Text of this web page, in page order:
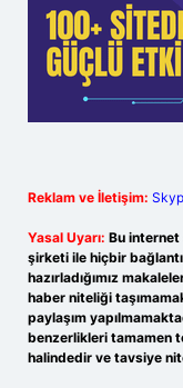
Reklam ve İletişim:
Yasal Uyarı: Bu internet
şirketi ile hiçbir
hazırladığımız
haber niteliği
paylaşım
benzerlikleri tamamen
halindedir ve tavsiye